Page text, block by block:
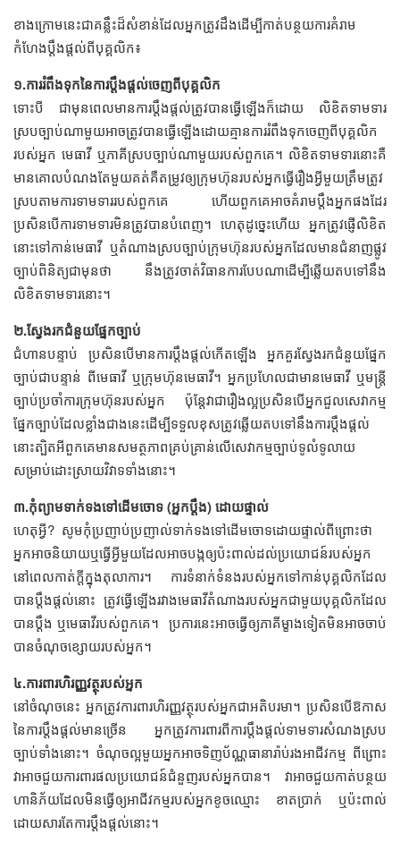
ខាងក្រោម​នេះ​ជា​​គន្លឹះ​ដ៏​សំខាន់​ដែល​អ្នក​ត្រូវ​ដឹង​ដើម្បី​​កាត់បន្ថយ​ការ​គំរាម
កំហែង​​ប្ដឹងផ្ដល់​ពី​បុគ្គលិក៖
១.ការ​រំពឹង​ទុក​​នៃ​ការ​ប្តឹងផ្តល់​ចេញ​ពី​បុគ្គលិក
ទោះបី ជា​មុន​ពេល​មាន​ការ​ប្តឹង​ផ្ដល់​ត្រូវ​បាន​ធ្វើ​ឡើង​ក៏ដោយ លិខិត​ទាមទារ​
ស្របច្បាប់​ណា​​​មួយ​អាច​​ត្រូវ​បាន​ធ្វើ​​ឡើង​​ដោយ​គ្មាន​​ការ​​​រំពឹង​ទុក​​ចេញ​ពី​បុគ្គលិក​
របស់​អ្នក មេធាវី ឬ​ភាគី​ស្របច្បាប់​ណា​មួយ​របស់​ពួកគេ​។ លិខិត​​​ទាមទារ​នោះ​គឺ​
មាន​គោលបំណង​តែមួយគត់​គឺ​តម្រូវ​ឲ្យ​ក្រុមហ៊ុន​របស់​អ្នក​ធ្វើ​រឿង​អ្វី​មួយ​ត្រឹមត្រូវ​
ស្រប​តាម​ការ​ទាមទារ​របស់​ពួកគេ ហើយ​ពួកគេ​អាច​គំរាម​ប្តឹង​អ្នក​ផង​ដែរ​
ប្រសិនបើ​ការ​ទាមទារ​មិន​ត្រូវ​បាន​បំពេញ។ ហេតុដូច្នេះ​ហើយ អ្នក​ត្រូវ​ផ្ញើ​លិខិត​
នោះ​ទៅ​កាន់​មេធាវី ឬ​តំណាង​ស្របច្បាប់​ក្រុមហ៊ុន​របស់​អ្នក​ដែល​មាន​ជំនាញ​ផ្លូវ
ច្បាប់​ពិនិត្យ​ជាមុន​ថា នឹង​ត្រូវ​ចាត់​វិធានការ​បែប​ណា​ដើម្បី​ឆ្លើយតប​ទៅ​នឹង​
លិខិត​ទាមទារ​​នោះ។
២.ស្វែងរក​ជំនួយ​​ផ្នែក​ច្បាប់
ជំហាន​បន្ទាប់ ប្រសិន​បើ​មាន​ការ​​ប្តឹង​ផ្តល់​កើត​ឡើង អ្នក​គួរ​ស្វែងរក​ជំនួយ​ផ្នែក​
ច្បាប់​​ជា​បន្ទាន់ ពី​មេធាវី ឬ​ក្រុមហ៊ុន​មេធាវី​។ អ្នក​ប្រហែល​ជា​មាន​មេធាវី ឬ​មន្រ្តី​
ច្បាប់​ប្រចាំការ​ក្រុមហ៊ុន​របស់​អ្នក ប៉ុន្តែ​វា​ជា​រឿង​ល្អ​ប្រសិន​បើ​អ្នក​ជួល​សេវាកម្ម​
ផ្នែក​ច្បាប់​ដែល​ខ្លាំង​ជាង​នេះ​ដើម្បី​ទទួល​ខុសត្រូវ​ឆ្លើយតប​ទៅ​នឹង​ការ​ប្ដឹងផ្ដល់​
នោះ​ត្បិតអី​ពួកគេ​មាន​​សមត្ថភាព​គ្រប់គ្រាន់​​លើ​សេវាកម្ម​ច្បាប់​ទូលំទូលាយ​​
សម្រាប់​ដោះស្រាយ​វិវាទ​ទាំង​នោះ។
៣.កុំ​ព្យាម​ទាក់ទង​ទៅ​ដើមចោទ (អ្នក​ប្ដឹង)​ ដោយ​​​ផ្ទាល់
ហេតុអ្វី? សូម​កុំ​ប្រញាប់ប្រញាល់​ទាក់ទង​ទៅ​ដើម​ចោទ​ដោយ​​ផ្ទាល់​ពីព្រោះ​ថា ​
អ្នក​អាច​និយាយ​ឬ​ធ្វើ​អ្វី​​មួយ​ដែល​អាច​បង្ក​ឲ្យ​ប៉ះពាល់​ដល់​ប្រយោជន៍​របស់​អ្នក​
នៅ​ពេល​​កាត់ក្ដី​ក្នុង​តុលាការ។ ការ​ទំនាក់ទំនង​របស់​អ្នក​ទៅ​កាន់​បុគ្គលិក​ដែល​
បាន​ប្ដឹង​ផ្ដល់​នោះ ត្រូវ​ធ្វើ​ឡើង​រ​វាង​​មេធាវី​តំណាង​របស់​អ្នក​ជាមួយ​​បុគ្គលិក​ដែល​
បាន​ប្ដឹង ឬ​មេធាវី​របស់​ពួកគេ។ ​ប្រការ​នេះ​អាច​ធ្វើ​ឲ្យ​ភាគី​ម្ខាងទៀត​មិន​អាច​ចាប់​
បាន​ចំណុច​ខ្សោយ​របស់​អ្នក។
៤.ការពារ​ហិរញ្ញវត្ថុ​របស់​អ្នក
នៅ​ចំណុច​នេះ អ្នក​ត្រូវការ​ពារ​ហិរញ្ញវត្ថុ​របស់​អ្នក​​ជា​អតិបរមា​។ ប្រសិន​បើ​ឱកាស​
នៃ​ការ​ប្ដឹងផ្ដល់​មាន​ច្រើន អ្នក​ត្រូវ​ការ​ពារ​ពី​ការ​ប្តឹង​ផ្តល់​ទាមទារ​សំណង​ស្រប
ច្បាប់​ទាំង​នោះ។ ចំណុច​ល្អ​មួយ​អ្នក​អាច​​ទិញ​ប័ណ្ណធានារ៉ាប់រង​​អាជីវកម្ម​ ពីព្រោះ​
វា​អាច​ជួយ​​ការពារ​ផលប្រយោជន៍​​ជំនួញ​របស់​អ្នក​បាន។ វា​អាច​ជួយ​កាត់​បន្ថយ​
ហានិភ័យ​ដែល​មិន​ធ្វើ​ឲ្យ​អាជីវកម្ម​របស់​អ្នក​ខូចឈ្មោះ​ ខាត​ប្រាក់​ ឬ​​ប៉ះពាល់​
ដោយ​សារ​តែ​ការ​ប្តឹង​ផ្តល់​នោះ។